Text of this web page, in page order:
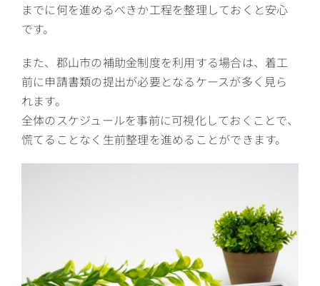
までに何を進めるべきか工程を整理しておくと安心
です。
また、郡山市の補助金制度を利用する場合は、着工
前に申請書類の提出が必要となるケースが多く見ら
れます。
全体のスケジュールを事前に可視化しておくことで、
慌てることなく生前整理を進めることができます。